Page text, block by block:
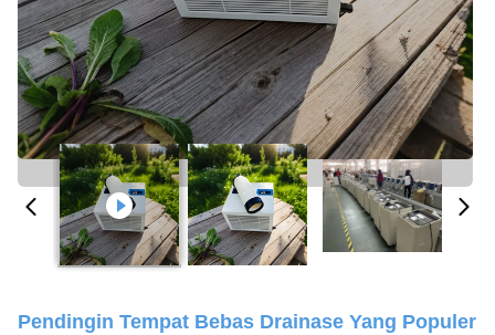
Pendingin Tempat Bebas Drainase Yang Populer